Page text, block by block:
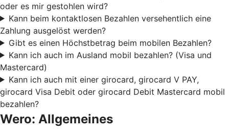
oder es mir gestohlen wird?
Kann beim kontaktlosen Bezahlen versehentlich eine
Zahlung ausgelöst werden?
Gibt es einen Höchstbetrag beim mobilen Bezahlen?
Kann ich auch im Ausland mobil bezahlen? (Visa und
Mastercard)
Kann ich auch mit einer girocard, girocard V PAY,
girocard Visa Debit oder girocard Debit Mastercard mobil
bezahlen?
Wero: Allgemeines